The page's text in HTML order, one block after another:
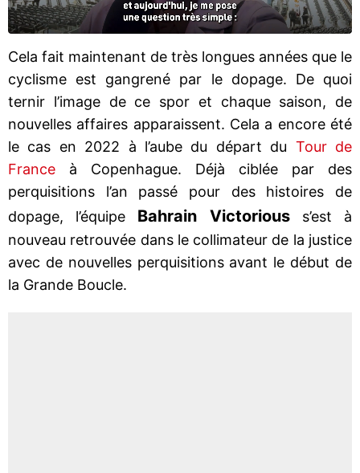
Cela fait maintenant de très longues années que le
cyclisme est gangrené par le dopage. De quoi
ternir l’image de ce spor et chaque saison, de
nouvelles affaires apparaissent. Cela a encore été
le cas en 2022 à l’aube du départ du Tour de
France à Copenhague. Déjà ciblée par des
perquisitions l’an passé pour des histoires de
dopage, l’équipe Bahrain Victoriouss’est à
nouveau retrouvée dans le collimateur de la justice
avec de nouvelles perquisitions avant le début de
la Grande Boucle.